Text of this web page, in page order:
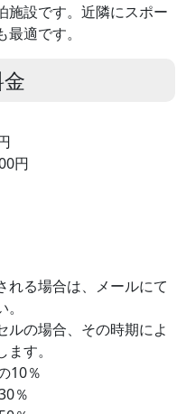
施設です。近隣にスポー
適です。
円
れる場合は、メールにて
ルの場合、その時期によ
す。
10％
％